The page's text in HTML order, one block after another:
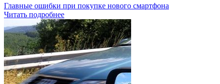
Главные ошибки при покупке нового смартфона
Читать подробнее